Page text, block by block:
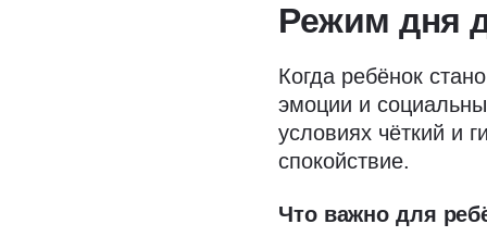
Режим дня
Когда ребёнок
эмоции и
условиях чёткий и
спокойствие.
Что важно для